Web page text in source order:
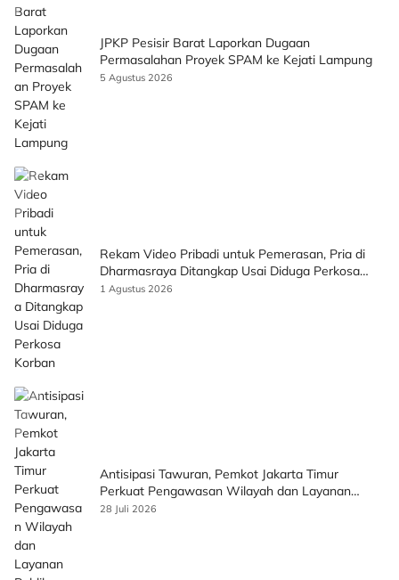
JPKP Pesisir Barat Laporkan Dugaan
Permasalahan Proyek SPAM ke Kejati Lampung
5 Agustus 2026
Rekam Video Pribadi untuk Pemerasan, Pria di
Dharmasraya Ditangkap Usai Diduga Perkosa
Korban
1 Agustus 2026
Antisipasi Tawuran, Pemkot Jakarta Timur
Perkuat Pengawasan Wilayah dan Layanan
Publik
28 Juli 2026